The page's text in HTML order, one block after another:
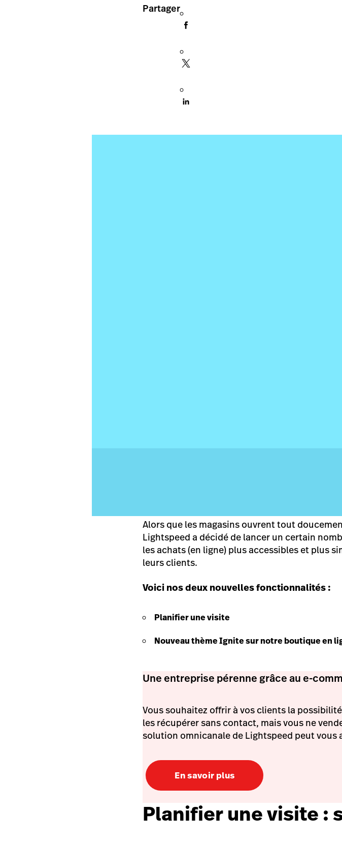
Partager
Alors que les magasins ouvrent tout
Lightspeed a décidé de lancer un certain
les achats (en ligne) plus accessibles et plus
leurs clients.
Voici nos deux nouvelles fonctionnalités :
Planifier une visite
Nouveau thème Ignite sur notre boutique en
Une entreprise pérenne grâce au e-
Vous souhaitez offrir à vos clients la
les récupérer sans contact, mais vous ne
solution omnicanale de Lightspeed peut vous
En savoir plus
Planifier une visite :